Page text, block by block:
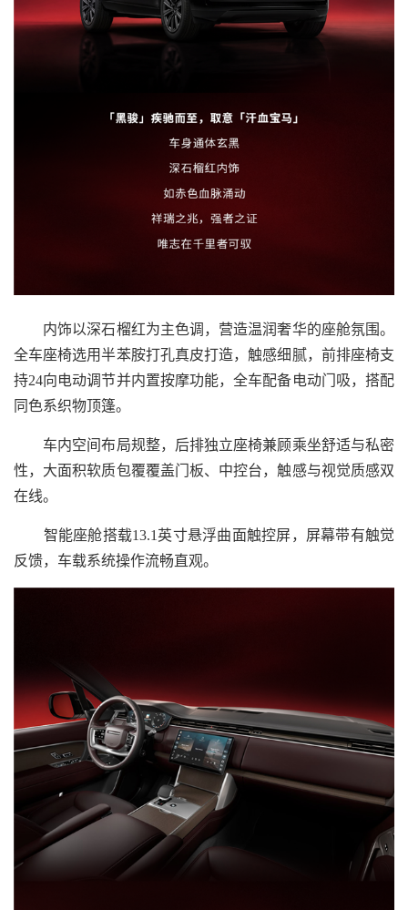
内饰以深石榴红为主色调，营造温润奢华的座舱氛围。
全车座椅选用半苯胺打孔真皮打造，触感细腻，前排座椅支
持24向电动调节并内置按摩功能，全车配备电动门吸，搭配
同色系织物顶篷。
车内空间布局规整，后排独立座椅兼顾乘坐舒适与私密
性，大面积软质包覆覆盖门板、中控台，触感与视觉质感双
在线。
智能座舱搭载13.1英寸悬浮曲面触控屏，屏幕带有触觉
反馈，车载系统操作流畅直观。